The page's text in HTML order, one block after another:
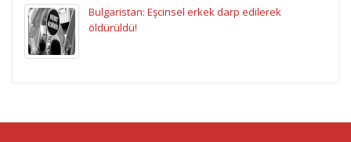
Bulgaristan: Eşcinsel erkek darp edilerek
öldürüldü!